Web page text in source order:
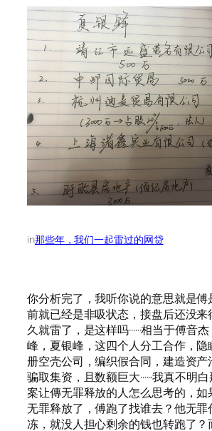
in那些年，我们一起雷过的网贷
你分析完了，我听你说的意思就是
前就已经是非吸状态，接盘后还没
久就雷了，是这样吗······相当于傅音
峰，夏银峰，这四个人分工合作，
册空壳公司，编织假合同，建造资
骗取集资，且数额巨大······我真不明
案让傳无罪释放的人怎么思考的，
无罪释放了，傅跑了找谁去？他无
冻，就没人担心剩余的钱也转跑了